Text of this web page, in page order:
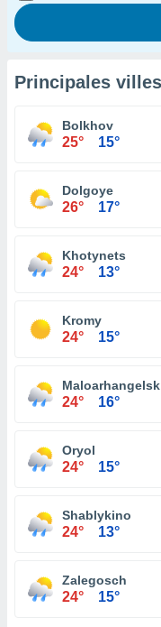
Principales villes
Bolkhov
25° 15°
Dolgoye
26° 17°
Khotynets
24° 13°
Kromy
24° 15°
Maloarhangelsk
24° 16°
Oryol
24° 15°
Shablykino
24° 13°
Zalegosch
24° 15°